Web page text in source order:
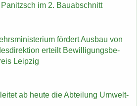
im 2. Bau­ab­schnitt
för­dert Aus­bau von
er­teilt Be­wil­li­gungs­be­
Leip­zig
ab heute die Ab­tei­lung Um­welt­